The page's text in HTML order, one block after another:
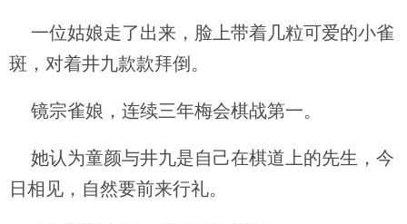
一位姑娘走了出来，脸上带着几粒可爱的小雀
斑，对着井九款款拜倒。
镜宗雀娘，连续三年梅会棋战第一。
她认为童颜与井九是自己在棋道上的先生，今
日相见，自然要前来行礼。